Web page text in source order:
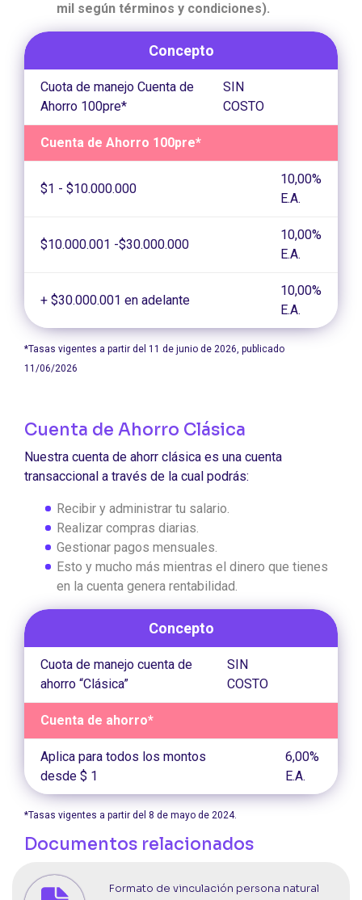
mil según términos y condiciones).
Concepto
Cuota de manejo Cuenta de
Ahorro 100pre*
SIN
COSTO
Cuenta de Ahorro 100pre*
$1 - $10.000.000
10,00%
E.A.
$10.000.001 -$30.000.000
10,00%
E.A.
+ $30.000.001 en adelante
10,00%
E.A.
*Tasas vigentes a partir del 11 de junio de 2026, publicado
11/06/2026
Cuenta de Ahorro Clásica
Nuestra cuenta de ahorr clásica es una cuenta
transaccional a través de la cual podrás:
Recibir y administrar tu salario.
Realizar compras diarias.
Gestionar pagos mensuales.
Esto y mucho más mientras el dinero que tienes
en la cuenta genera rentabilidad.
Concepto
Cuota de manejo cuenta de
ahorro “Clásica”
SIN
COSTO
Cuenta de ahorro*
Aplica para todos los montos
desde $ 1
6,00%
E.A.
*Tasas vigentes a partir del 8 de mayo de 2024.
Documentos relacionados
Formato de vinculación persona natural